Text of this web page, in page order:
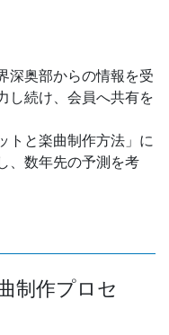
深奥部からの情報を受
し続け、会員へ共有を
トと楽曲制作方法」に
、数年先の予測を考
制作プロセ